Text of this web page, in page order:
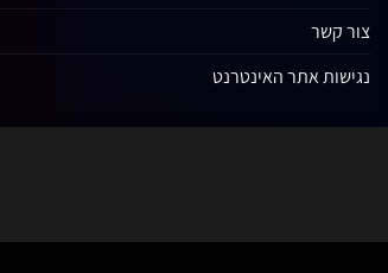
צור קשר
נגישות אתר האינטרנט